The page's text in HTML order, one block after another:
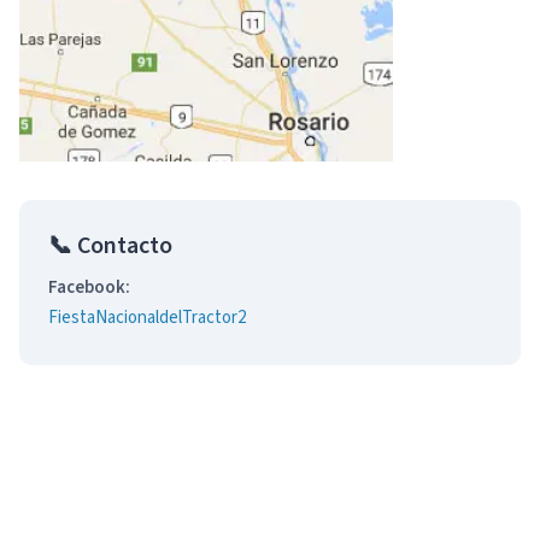
📞 Contacto
Facebook:
FiestaNacionaldelTractor2